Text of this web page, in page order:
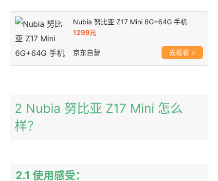
Nubia 努比亚 Z17 Mini 6G+64G 手机
1299元
京东自营 >
2 Nubia 努比亚 Z17 Mini 怎么
样？
2.1 使用感受：